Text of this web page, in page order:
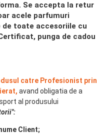
Se accepta la retur
acele parfumuri
toate accesoriile cu
punga de cadou
catre Profesionist prin
avand obligatia de a
al produsului
Client;